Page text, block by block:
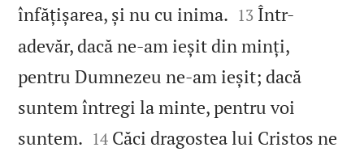
înfățișarea, și nu cu inima. 

13 Într-
adevăr, dacă ne‑am ieșit din minți,
pentru Dumnezeu ne‑am ieșit; dacă
suntem întregi la minte, pentru voi
suntem. 

14 Căci dragostea lui Cristos ne